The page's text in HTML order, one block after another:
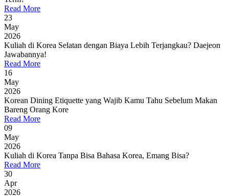
Read More
23
May
2026
Kuliah di Korea Selatan dengan Biaya Lebih Terjangkau? Daejeon
Jawabannya!
Read More
16
May
2026
Korean Dining Etiquette yang Wajib Kamu Tahu Sebelum Makan
Bareng Orang Kore
Read More
09
May
2026
Kuliah di Korea Tanpa Bisa Bahasa Korea, Emang Bisa?
Read More
30
Apr
2026